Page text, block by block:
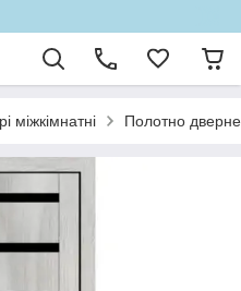
міжкімнатні Полотно